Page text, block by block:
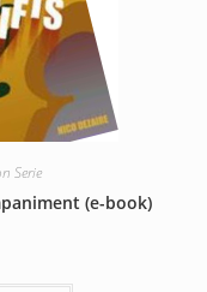
Serie
(e-book)